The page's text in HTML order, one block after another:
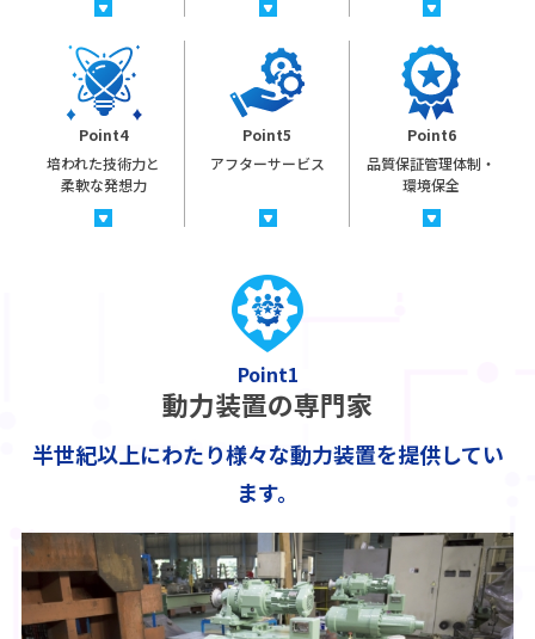
Point4
培われた技術力と
柔軟な発想力
Point5
アフターサービス
Point6
品質保証管理体制・
環境保全
Point1
動力装置の専門家
半世紀以上にわたり様々な動力装置を提供してい
ます。